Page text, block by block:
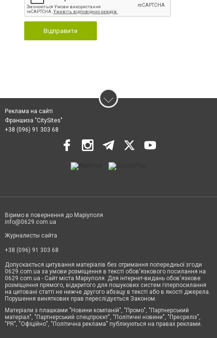
Відправити
Реклама на сайті
Франшиза "CitySites"
+38 (096) 91 303 68
Віримо в повернення до Маріуполя
info@0629.com.ua
Журналисты сайта
+38 (096) 91 303 68
Допускається цитування матеріалів без отримання попередньої згоди
0629.com.ua за умови розміщення в тексті обов'язкового посилання на
0629.com.ua - Сайт міста Маріуполя. Для інтернет-видань обов'язкове
розміщення прямого, відкритого для пошукових систем гіперпосилання
на цитовані статті не нижче другого абзацу в тексті або в якості джерела.
Порушення виняткових прав переслідується Законом.
Матеріали з плашками "Новини компаній", "Промо", "Партнерський
матеріал", "Партнерський спецпроєкт", "Політичні новини", "Пресреліз",
"PR", "Офіційно", "Політична реклама" публікуються на правах реклами.